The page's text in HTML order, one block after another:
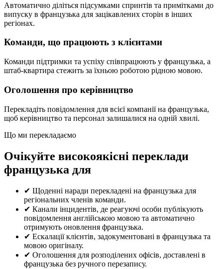
Автоматично діліться підсумками спринтів та примітками до
випуску в французька для зацікавлених сторін в інших
регіонах.
Команди, що працюють з клієнтами
Команди підтримки та успіху співпрацюють у французька, а
штаб-квартира стежить за їхньою роботою рідною мовою.
Оголошення про керівництво
Перекладіть повідомлення для всієї компанії на французька,
щоб керівництво та персонал залишалися на одній хвилі.
Що ми перекладаємо
Очікуйте високоякісні переклади
французька для
✔ Щоденні наради перекладені на французька для
регіональних членів команди.
✔ Канали інцидентів, де реагуючі особи публікують
повідомлення англійською мовою та автоматично
отримують оновлення французька.
✔ Ескалації клієнтів, задокументовані в французька та
мовою оригіналу.
✔ Оголошення для розподілених офісів, доставлені в
французька без ручного перезапису.